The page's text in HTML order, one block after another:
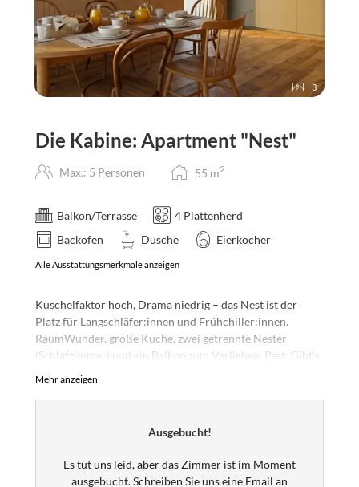
3
Die Kabine: Apartment "Nest"
Max.: 5 Personen 55 m2
Balkon/Terrasse
4 Plattenherd
Backofen
Dusche Eierkocher
Alle Ausstattungsmerkmale anzeigen
Kuschelfaktor hoch, Drama niedrig – das Nest ist der
Platz für Langschläfer:innen und Frühchiller:innen.
RaumWunder, große Küche, zwei getrennte Nester
(Schlafzimmer) und ein Balkon zum Verlieben. Psst: Gibt's
nur zweimal in der Kabine; also schnell buchen.
Bilder noch Visualisierungen und keine Fotos! Es wird
schöner.
Mehr anzeigen
Ausgebucht!
Es tut uns leid, aber das Zimmer ist im Moment
ausgebucht. Schreiben Sie uns eine Email an